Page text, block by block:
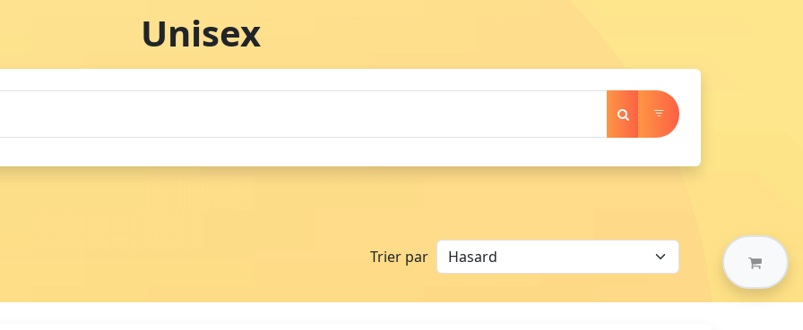
Unisex
Trier par